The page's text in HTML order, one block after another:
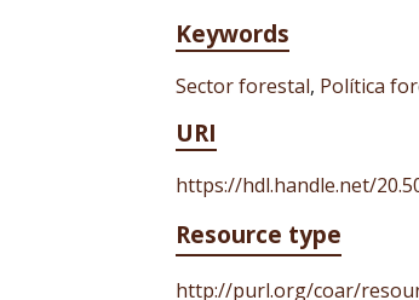
Keywords
Sector forestal, Política
URI
https://hdl.handle.net/
Resource type
http://purl.org/coar/